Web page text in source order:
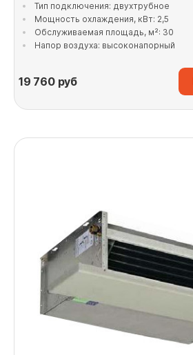
Тип подключения: двухтрубное
Мощность охлаждения, кВт: 2,5
Обслуживаемая площадь, м²: 30
Напор воздуха: высоконапорный
19 760руб